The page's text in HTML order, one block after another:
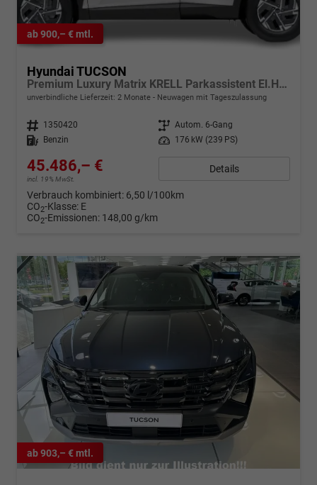
ab 900,– € mtl.
Hyundai TUCSON
Premium Luxury Matrix KRELL Parkassistent El.Heck
unverbindliche Lieferzeit: 2 Monate Neuwagen mit Tageszulassung
Fahrzeugnr. 1350420 Getriebe Autom. 6-Gang
Kraftstoff
Benzin Leistung 176 kW (239 PS)
45.486,– €
incl. 19% MwSt.
Details
Verbrauch kombiniert: 6,50 l/100km
CO2-Klasse: E
CO2-Emissionen: 148,00 g/km
ab 903,– € mtl.